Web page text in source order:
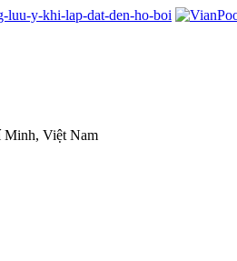
Minh, Việt Nam